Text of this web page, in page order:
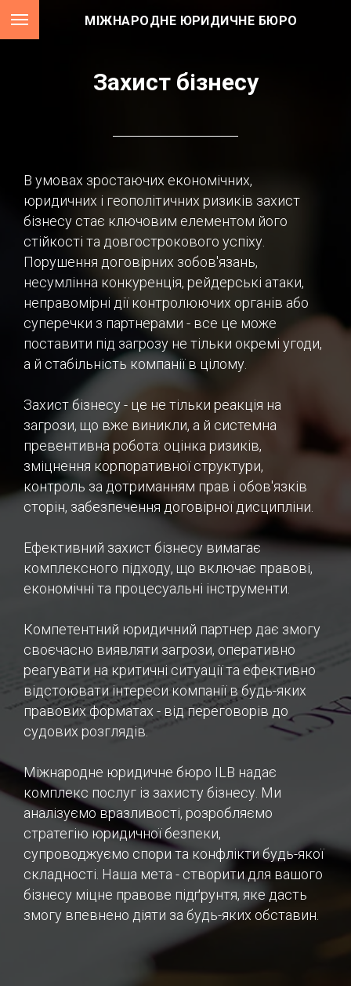
МІЖНАРОДНЕ ЮРИДИЧНЕ БЮРО
Захист бізнесу
В умовах зростаючих економічних,
юридичних і геополітичних ризиків захист
бізнесу стає ключовим елементом його
стійкості та довгострокового успіху.
Порушення договірних зобов'язань,
несумлінна конкуренція, рейдерські атаки,
неправомірні дії контролюючих органів або
суперечки з партнерами - все це може
поставити під загрозу не тільки окремі угоди,
а й стабільність компанії в цілому.
Захист бізнесу - це не тільки реакція на
загрози, що вже виникли, а й системна
превентивна робота: оцінка ризиків,
зміцнення корпоративної структури,
контроль за дотриманням прав і обов'язків
сторін, забезпечення договірної дисципліни.
Ефективний захист бізнесу вимагає
комплексного підходу, що включає правові,
економічні та процесуальні інструменти.
Компетентний юридичний партнер дає змогу
своєчасно виявляти загрози, оперативно
реагувати на критичні ситуації та ефективно
відстоювати інтереси компанії в будь-яких
правових форматах - від переговорів до
судових розглядів.
Міжнародне юридичне бюро ILB надає
комплекс послуг із захисту бізнесу. Ми
аналізуємо вразливості, розробляємо
стратегію юридичної безпеки,
супроводжуємо спори та конфлікти будь-якої
складності. Наша мета - створити для вашого
бізнесу міцне правове підґрунтя, яке дасть
змогу впевнено діяти за будь-яких обставин.